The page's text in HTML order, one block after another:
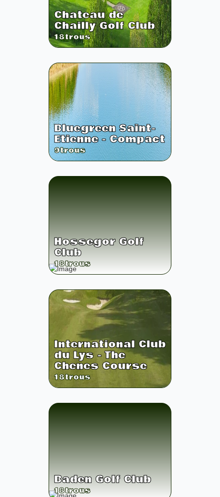
Chateau de
Chailly Golf Club
18trous
Bluegreen Saint-
Etienne - Compact
9trous
Hossegor Golf
Club
18trous
International Club
du Lys - The
Chenes Course
18trous
Baden Golf Club
18trous